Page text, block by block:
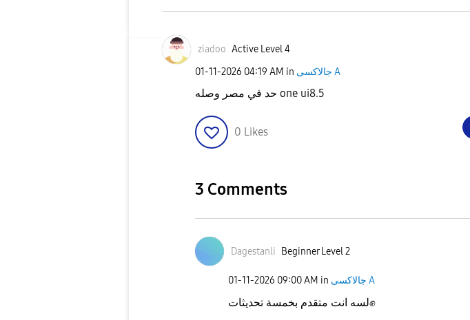
ziadoo Active Level 4
‎01-11-2026 04:19 AM in جالاكسى A
حد في مصر وصله one ui8.5
0 Likes
3 Comments
Dagestanli Beginner Level 2
‎01-11-2026 09:00 AM in جالاكسى A
لسه انت متقدم بخمسة تحديثات✊